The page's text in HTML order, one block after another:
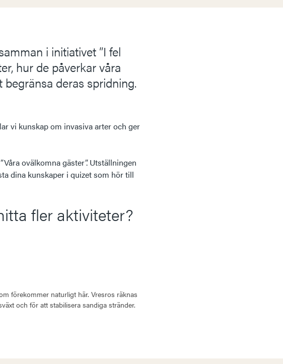
i initiativet ”I fel
hur de påverkar våra
deras spridning.
vi kunskap om invasiva arter och ger
ovälkomna gäster”. Utställningen
dina kunskaper i quizet som hör till
fler aktiviteter?
förekommer naturligt här. Vresros räknas
och för att stabilisera sandiga stränder.